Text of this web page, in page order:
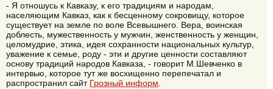
- Я отношусь к Кавказу, к его традициям и народам,
населяющим Кавказ, как к бесценному сокровищу, которое
существует на земле по воле Всевышнего. Вера, воинская
доблесть, мужественность у мужчин, женственность у женщин,
целомудрие, этика, идея сохранности национальных культур,
уважение к семье, роду - эти и другие ценности составляют
основу традиций народов Кавказа, - говорит М.Шевченко в
интервью, которое тут же восхищенно перепечатал и
распространил сайт Грозный информ